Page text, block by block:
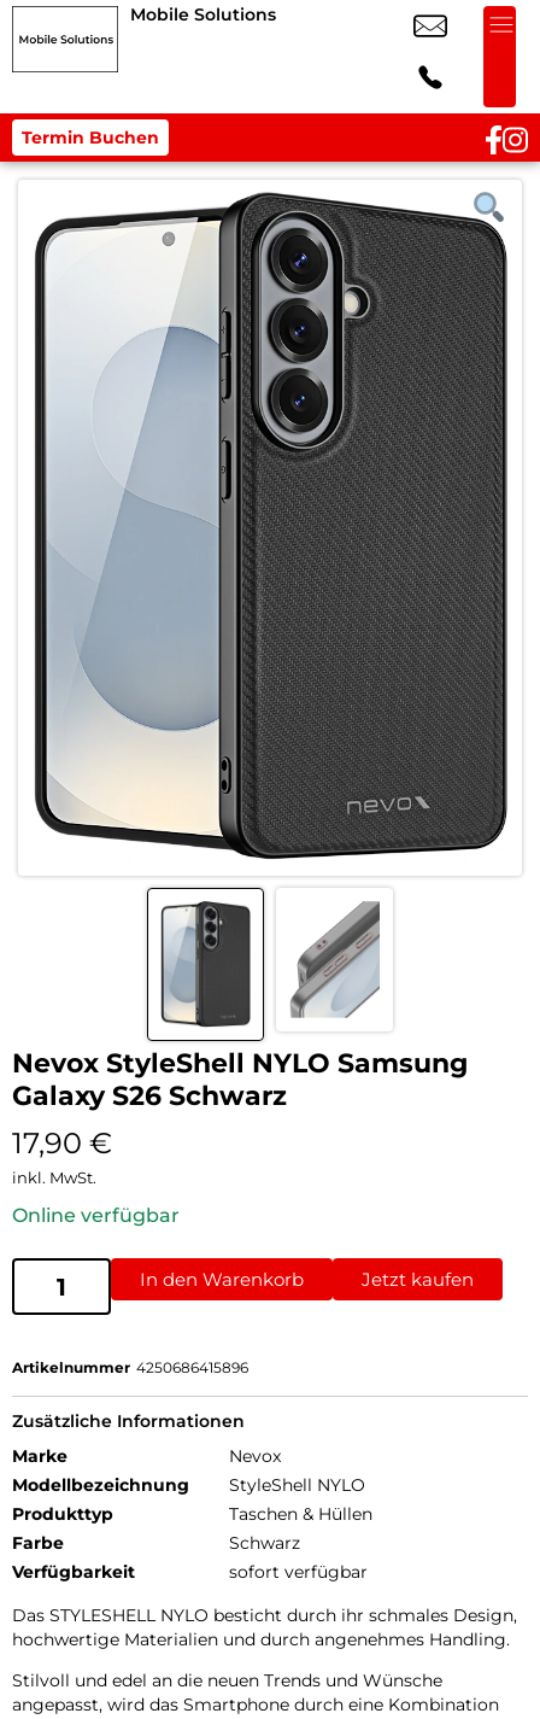
Mobile Solutions
Termin Buchen
Nevox StyleShell NYLO Samsung
Galaxy S26 Schwarz
17,90 €
inkl. MwSt.
Online verfügbar
In den Warenkorb Jetzt kaufen
Artikelnummer 4250686415896
Zusätzliche Informationen
Marke
Nevox
Modellbezeichnung
StyleShell NYLO
Produkttyp
Taschen & Hüllen
Farbe
Schwarz
Verfügbarkeit
sofort verfügbar
Das STYLESHELL NYLO besticht durch ihr schmales Design,
hochwertige Materialien und durch angenehmes Handling.
Stilvoll und edel an die neuen Trends und Wünsche
angepasst, wird das Smartphone durch eine Kombination